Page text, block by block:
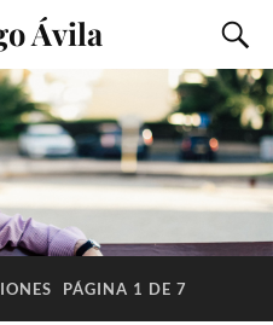
Ávila
PÁGINA 1 DE 7